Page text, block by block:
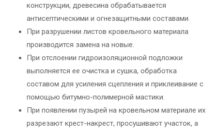
конструкции, древесина обрабатывается
антисептическими и огнезащитными составами.
При разрушении листов кровельного материала
производится замена на новые.
При отслоении гидроизоляционной подложки
выполняется ее очистка и сушка, обработка
составом для усиления сцепления и приклеивание с
помощью битумно-полимерной мастики.
При появлении пузырей на кровельном материале их
разрезают крест-накрест, просушивают участок, а